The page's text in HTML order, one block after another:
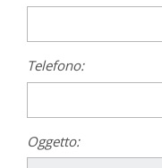
Telefono:
Oggetto: